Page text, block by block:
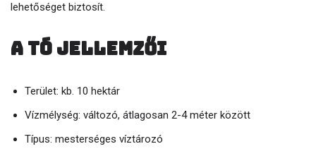
lehetőséget biztosít.
A tó jellemzői
Terület: kb. 10 hektár
Vízmélység: változó, átlagosan 2-4 méter között
Típus: mesterséges víztározó